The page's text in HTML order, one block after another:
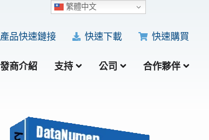
產品快速鏈接 快速下載 快速購買
商介紹 支持 公司 合作夥伴
繁體中文